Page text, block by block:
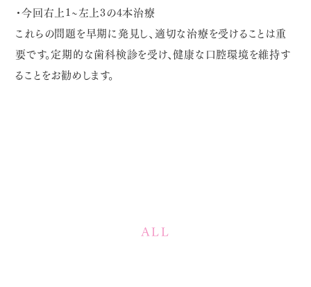
・今回右上1~左上3の4本治療
これらの問題を早期に発見し、適切な治療を受けることは重
要です。定期的な歯科検診を受け、健康な口腔環境を維持す
ることをお勧めします。
ALL